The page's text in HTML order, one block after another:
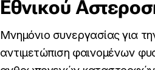
Εθνικού
Μνημόνιο συνεργασίας για
αντιμετώπιση φαινομένων